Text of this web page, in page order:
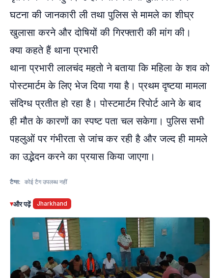
घटना की जानकारी ली तथा पुलिस से मामले का शीघ्र
खुलासा करने और दोषियों की गिरफ्तारी की मांग की।
क्या कहते हैं थाना प्रभारी
थाना प्रभारी लालचंद महतो ने बताया कि महिला के शव को
पोस्टमार्टम के लिए भेज दिया गया है। प्रथम दृष्टया मामला
संदिग्ध प्रतीत हो रहा है। पोस्टमार्टम रिपोर्ट आने के बाद
ही मौत के कारणों का स्पष्ट पता चल सकेगा। पुलिस सभी
पहलुओं पर गंभीरता से जांच कर रही है और जल्द ही मामले
का उद्भेदन करने का प्रयास किया जाएगा।
टैग्स: कोई टैग उपलब्ध नहीं
▾और पढ़ें Jharkhand